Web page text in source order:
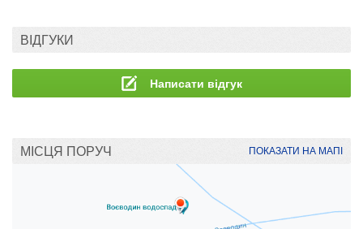
ВІДГУКИ
Написати відгук
МІСЦЯ ПОРУЧ ПОКАЗАТИ НА МАПІ